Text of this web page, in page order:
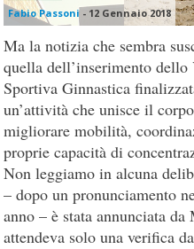
Fabio Passoni - 12 Gennaio 2018
Ma la notizia che sembra
quella dell’inserimento
Sportiva Ginnastica
un’attività che unisce il
migliorare mobilità,
proprie capacità di
Non leggiamo in alcuna
– dopo un pronunciamento
anno – è stata annunciata
attendeva solo una verifica